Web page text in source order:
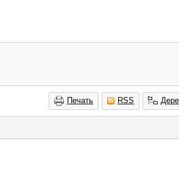
Печать RSS